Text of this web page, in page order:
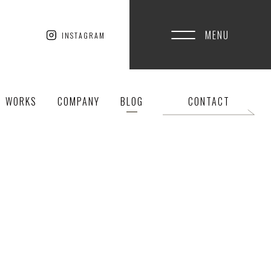
INSTAGRAM MENU
WORKS COMPANY BLOG CONTACT